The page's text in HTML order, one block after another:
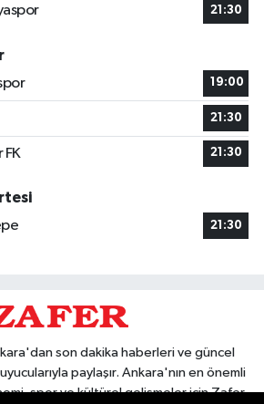
21:30
19:00
21:30
FK 21:30
21:30
son dakika haberleri ve güncel
paylaşır. Ankara'nın en önemli
spor ve kültürel gelişmeler için Zafer